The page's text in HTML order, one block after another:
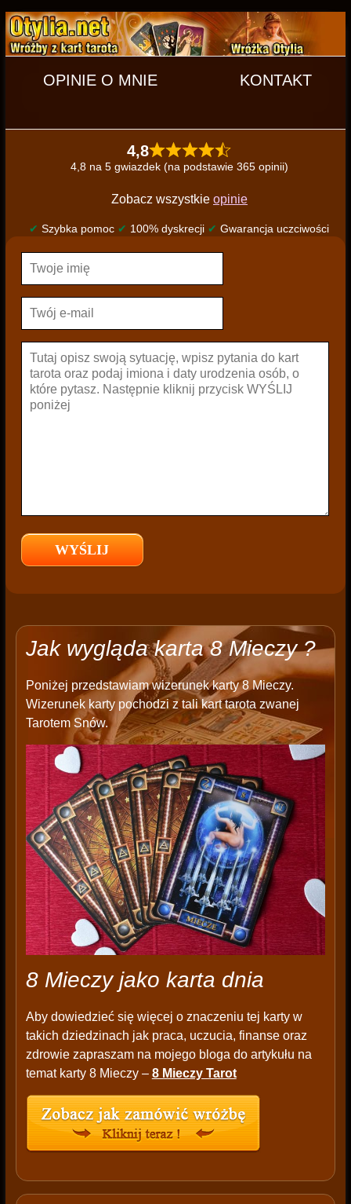
OPINIE O MNIE KONTAKT
4,8
4,8 na 5 gwiazdek (na podstawie 365 opinii)
Zobacz wszystkie opinie
✔ Szybka pomoc ✔ 100% dyskrecji ✔ Gwarancja uczciwości
Jak wygląda karta 8 Mieczy ?
Poniżej przedstawiam wizerunek karty 8 Mieczy.
Wizerunek karty pochodzi z tali kart tarota zwanej
Tarotem Snów.
8 Mieczy jako karta dnia
Aby dowiedzieć się więcej o znaczeniu tej karty w
takich dziedzinach jak praca, uczucia, finanse oraz
zdrowie zapraszam na mojego bloga do artykułu na
temat karty 8 Mieczy – 8 Mieczy Tarot